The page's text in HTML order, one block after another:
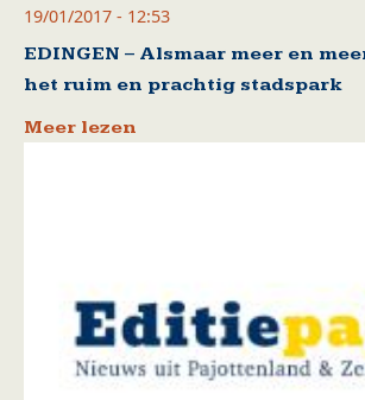
19/01/2017 - 12:53
EDINGEN – Alsmaar meer en
het ruim en prachtig stadspark
Meer lezen